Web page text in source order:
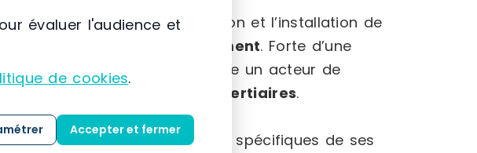
la commercialisation et l’installation de
rangement. Forte d’une
l’entreprise s’impose comme un acteur de
des espaces industriels et tertiaires.
des métiers et des besoins spécifiques de ses
évaluer l'audience et
de cookies.
Accepter et fermer